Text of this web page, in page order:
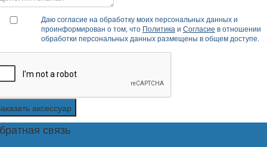
Даю согласие на обработку моих персональных данных и
проинформирован о том, что Политика и Согласие в отношении
обработки персональных данных размещены в общем доступе.
аксессуар
связь